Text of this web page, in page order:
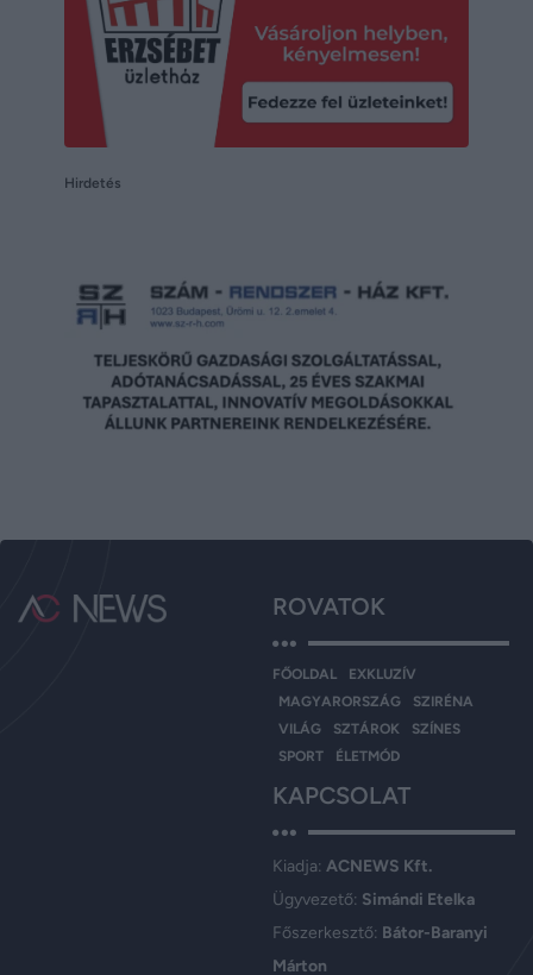
Hirdetés
ROVATOK
FŐOLDAL
EXKLUZÍV
MAGYARORSZÁG
SZIRÉNA
VILÁG
SZTÁROK
SZÍNES
SPORT
ÉLETMÓD
KAPCSOLAT
Kiadja: ACNEWS Kft.
Ügyvezető: Simándi Etelka
Főszerkesztő: Bátor-Baranyi
Márton